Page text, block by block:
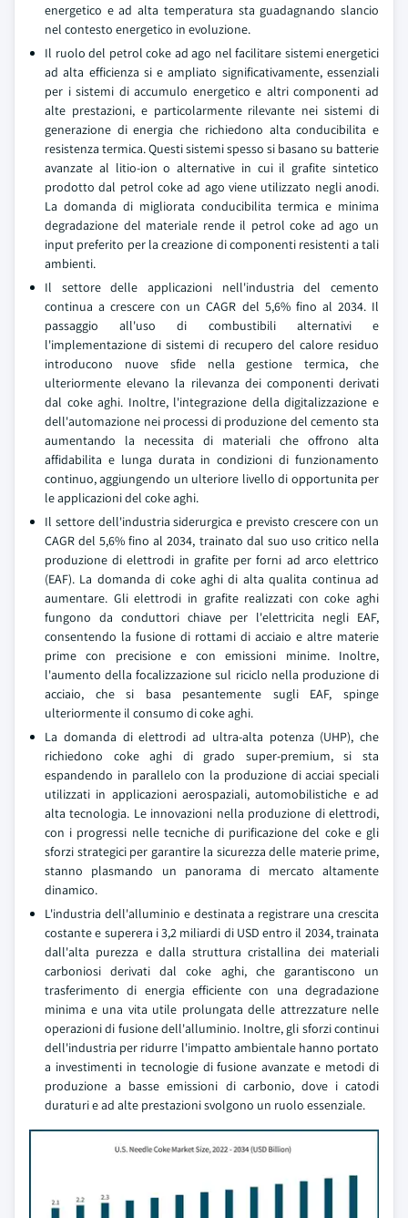
energetico e ad alta temperatura sta guadagnando slancio
nel contesto energetico in evoluzione.
Il ruolo del petrol coke ad ago nel facilitare sistemi energetici
ad alta efficienza si e ampliato significativamente, essenziali
per i sistemi di accumulo energetico e altri componenti ad
alte prestazioni, e particolarmente rilevante nei sistemi di
generazione di energia che richiedono alta conducibilita e
resistenza termica. Questi sistemi spesso si basano su batterie
avanzate al litio-ion o alternative in cui il grafite sintetico
prodotto dal petrol coke ad ago viene utilizzato negli anodi.
La domanda di migliorata conducibilita termica e minima
degradazione del materiale rende il petrol coke ad ago un
input preferito per la creazione di componenti resistenti a tali
ambienti.
Il settore delle applicazioni nell'industria del cemento
continua a crescere con un CAGR del 5,6% fino al 2034. Il
passaggio all'uso di combustibili alternativi e
l'implementazione di sistemi di recupero del calore residuo
introducono nuove sfide nella gestione termica, che
ulteriormente elevano la rilevanza dei componenti derivati
dal coke aghi. Inoltre, l'integrazione della digitalizzazione e
dell'automazione nei processi di produzione del cemento sta
aumentando la necessita di materiali che offrono alta
affidabilita e lunga durata in condizioni di funzionamento
continuo, aggiungendo un ulteriore livello di opportunita per
le applicazioni del coke aghi.
Il settore dell'industria siderurgica e previsto crescere con un
CAGR del 5,6% fino al 2034, trainato dal suo uso critico nella
produzione di elettrodi in grafite per forni ad arco elettrico
(EAF). La domanda di coke aghi di alta qualita continua ad
aumentare. Gli elettrodi in grafite realizzati con coke aghi
fungono da conduttori chiave per l'elettricita negli EAF,
consentendo la fusione di rottami di acciaio e altre materie
prime con precisione e con emissioni minime. Inoltre,
l'aumento della focalizzazione sul riciclo nella produzione di
acciaio, che si basa pesantemente sugli EAF, spinge
ulteriormente il consumo di coke aghi.
La domanda di elettrodi ad ultra-alta potenza (UHP), che
richiedono coke aghi di grado super-premium, si sta
espandendo in parallelo con la produzione di acciai speciali
utilizzati in applicazioni aerospaziali, automobilistiche e ad
alta tecnologia. Le innovazioni nella produzione di elettrodi,
con i progressi nelle tecniche di purificazione del coke e gli
sforzi strategici per garantire la sicurezza delle materie prime,
stanno plasmando un panorama di mercato altamente
dinamico.
L'industria dell'alluminio e destinata a registrare una crescita
costante e superera i 3,2 miliardi di USD entro il 2034, trainata
dall'alta purezza e dalla struttura cristallina dei materiali
carboniosi derivati dal coke aghi, che garantiscono un
trasferimento di energia efficiente con una degradazione
minima e una vita utile prolungata delle attrezzature nelle
operazioni di fusione dell'alluminio. Inoltre, gli sforzi continui
dell'industria per ridurre l'impatto ambientale hanno portato
a investimenti in tecnologie di fusione avanzate e metodi di
produzione a basse emissioni di carbonio, dove i catodi
duraturi e ad alte prestazioni svolgono un ruolo essenziale.